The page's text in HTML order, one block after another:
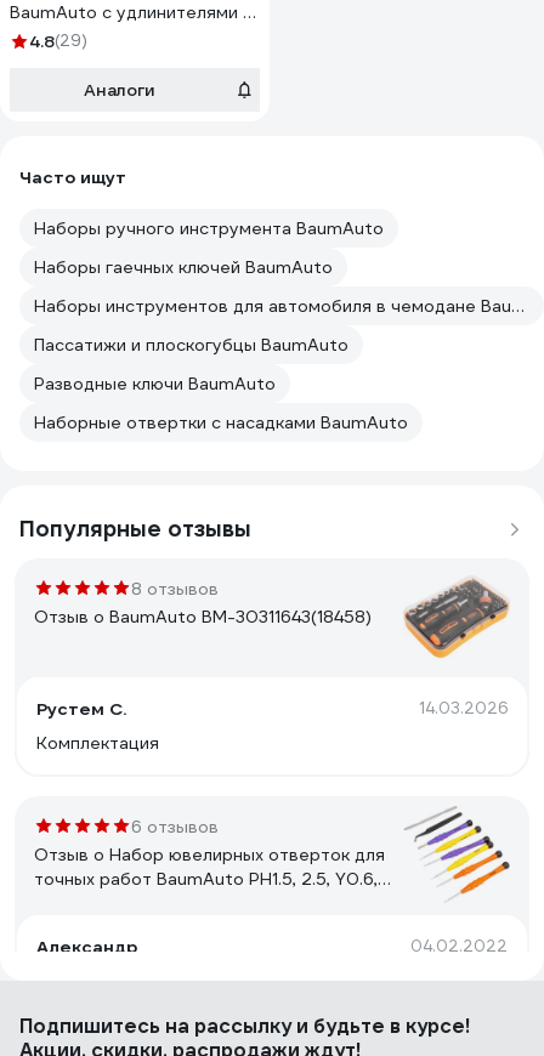
BaumAuto с удлинителями и
набором бит для точных
биты, в футляре, 70
4.8(29)
Аналоги
Часто ищут
Наборы ручного инструмента BaumAuto
Наборы гаечных ключей BaumAuto
Наборы инструментов для автомобиля в чемодане BaumAuto
Пассатижи и плоскогубцы BaumAuto
Разводные ключи BaumAuto
Наборные отвертки с насадками BaumAuto
Популярные отзывы
8 отзывов
Отзыв о BaumAuto BM-30311643(18458)
Рустем С. 14.03.2026
Комплектация
6 отзывов
Отзыв о Набор ювелирных отверток для
точных работ BaumAuto PH1.5, 2.5, Y0.6,
Александр
04.02.2022
своих 300р. стоят. биты вроде сносные
Подпишитесь на рассылкуи будьте в курсе!
Акции, скидки, распродажи ждут!